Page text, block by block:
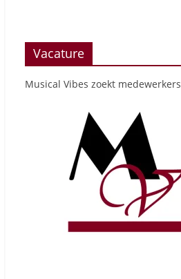
Vacature
Musical Vibes zoekt medewerkers